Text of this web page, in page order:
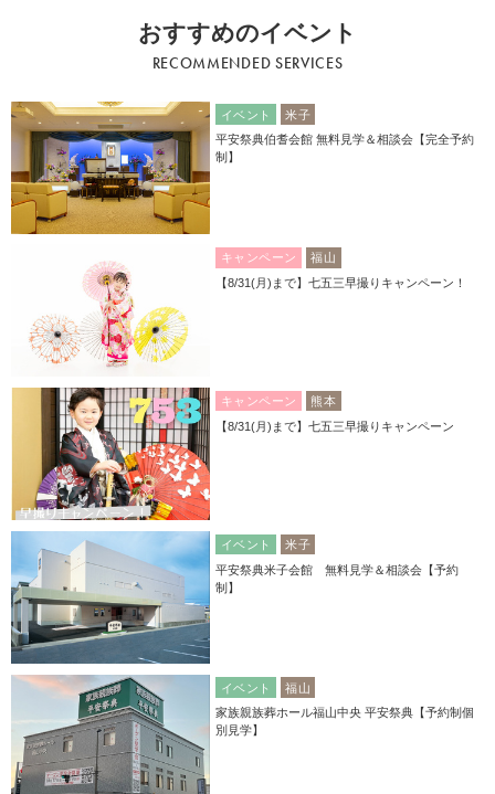
おすすめのイベント
RECOMMENDED SERVICES
イベント
米子
平安祭典伯耆会館 無料見学＆相談会【完全予約
制】
キャンペーン
福山
【8/31(月)まで】七五三早撮りキャンペーン！
キャンペーン
熊本
【8/31(月)まで】七五三早撮りキャンペーン
イベント
米子
平安祭典米子会館 無料見学＆相談会【予約
制】
イベント
福山
家族親族葬ホール福山中央 平安祭典【予約制個
別見学】